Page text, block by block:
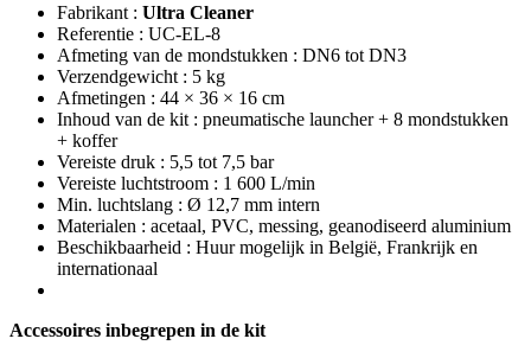
Fabrikant : Ultra Cleaner
Referentie : UC-EL-8
Afmeting van de mondstukken : DN6 tot DN3
Verzendgewicht : 5 kg
Afmetingen : 44 × 36 × 16 cm
Inhoud van de kit : pneumatische launcher + 8 mondstukken
+ koffer
Vereiste druk : 5,5 tot 7,5 bar
Vereiste luchtstroom : 1 600 L/min
Min. luchtslang : Ø 12,7 mm intern
Materialen : acetaal, PVC, messing, geanodiseerd aluminium
Beschikbaarheid : Huur mogelijk in België, Frankrijk en
internationaal
Accessoires inbegrepen in de kit